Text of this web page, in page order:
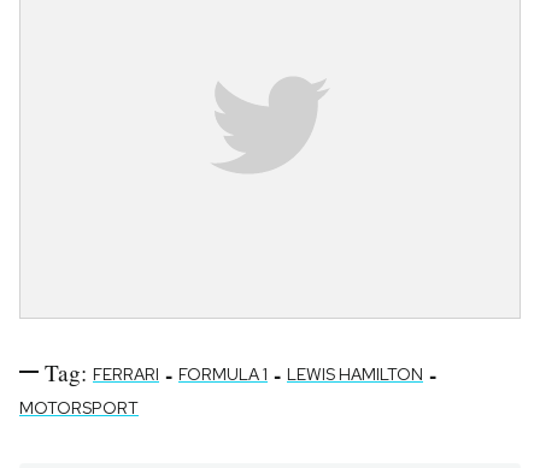
Tag: FERRARI - FORMULA 1 - LEWIS HAMILTON -
MOTORSPORT